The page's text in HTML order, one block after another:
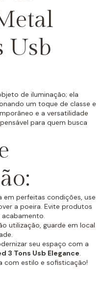
Usb
de iluminação; ela
um toque de classe e
e a versatilidade
para quem busca
em perfeitas condições, use
a poeira. Evite produtos
utilização, guarde em local
seu espaço com a
3 Tons Usb Elegance.
com estilo e sofisticação!